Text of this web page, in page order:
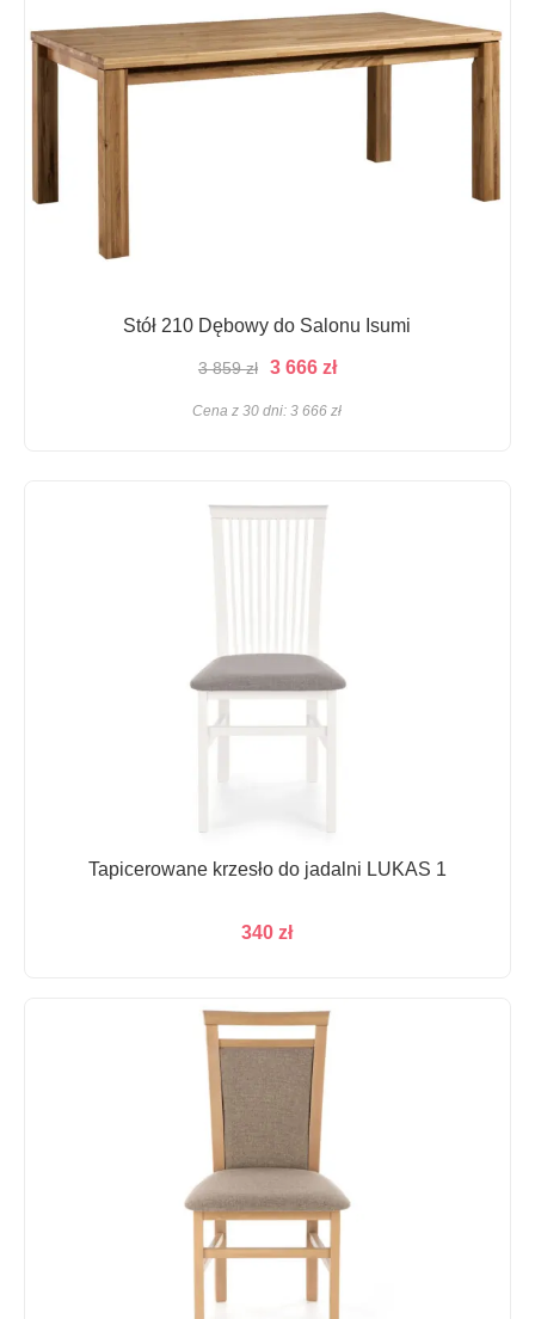
Stół 210 Dębowy do Salonu Isumi
3 859zł
Pierwotna
3 666 złAktualna
Cena z 30 dni:3 666zł
Tapicerowane krzesło do jadalni LUKAS 1
340zł